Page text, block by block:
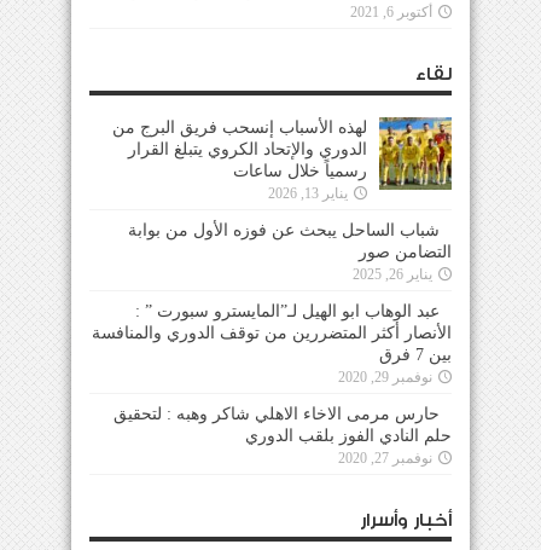
أكتوبر 6, 2021
لقاء
لهذه الأسباب إنسحب فريق البرج من
الدوري والإتحاد الكروي يتبلغ القرار
رسمياً خلال ساعات
يناير 13, 2026
شباب الساحل يبحث عن فوزه الأول من بوابة
التضامن صور
يناير 26, 2025
عبد الوهاب ابو الهيل لـ”المايسترو سبورت ” :
الأنصار أكثر المتضررين من توقف الدوري والمنافسة
بين 7 فرق
نوفمبر 29, 2020
حارس مرمى الاخاء الاهلي شاكر وهبه : لتحقيق
حلم النادي الفوز بلقب الدوري
نوفمبر 27, 2020
أخبار وأسرار